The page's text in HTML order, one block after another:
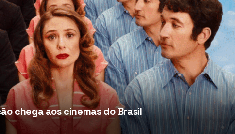
chega aos cinemas do Brasil